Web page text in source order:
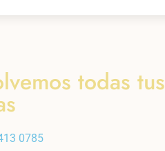
todas tus
0785